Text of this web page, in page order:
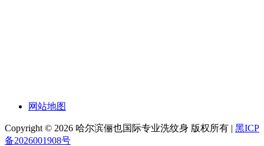
网站地图
Copyright © 2026 哈尔滨俪也国际专业洗纹身 版权所有 | 黑ICP
备2026001908号